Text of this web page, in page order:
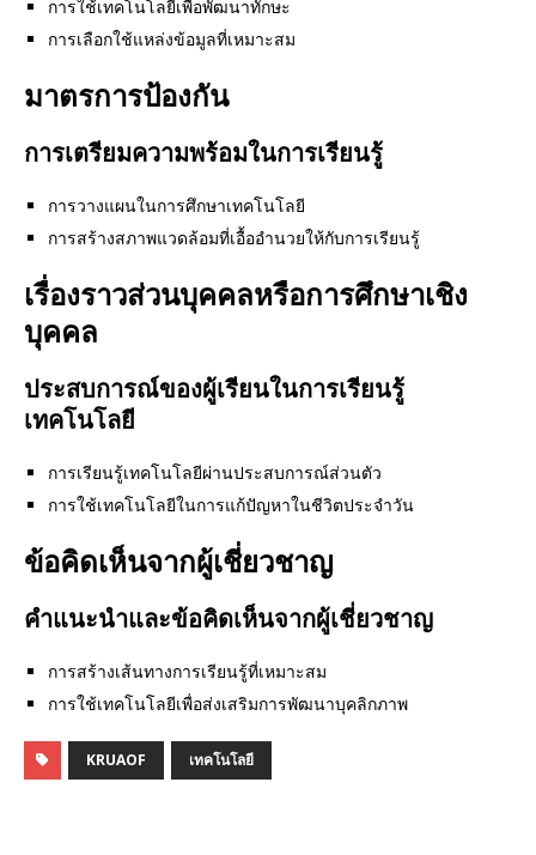
การใช้เทคโนโลยีเพื่อพัฒนาทักษะ
การเลือกใช้แหล่งข้อมูลที่เหมาะสม
มาตรการป้องกัน
การเตรียมความพร้อมในการเรียนรู้
การวางแผนในการศึกษาเทคโนโลยี
การสร้างสภาพแวดล้อมที่เอื้ออำนวยให้กับการเรียนรู้
เรื่องราวส่วนบุคคลหรือการศึกษาเชิง
บุคคล
ประสบการณ์ของผู้เรียนในการเรียนรู้
เทคโนโลยี
การเรียนรู้เทคโนโลยีผ่านประสบการณ์ส่วนตัว
การใช้เทคโนโลยีในการแก้ปัญหาในชีวิตประจำวัน
ข้อคิดเห็นจากผู้เชี่ยวชาญ
คำแนะนำและข้อคิดเห็นจากผู้เชี่ยวชาญ
การสร้างเส้นทางการเรียนรู้ที่เหมาะสม
การใช้เทคโนโลยีเพื่อส่งเสริมการพัฒนาบุคลิกภาพ
KRUAOF เทคโนโลยี